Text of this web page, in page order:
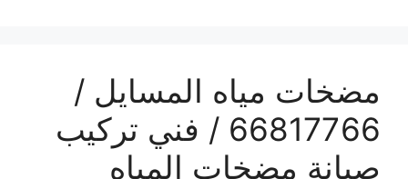
مضخات مياه المسايل /
66817766 / فني تركيب
صيانة مضخات المياه